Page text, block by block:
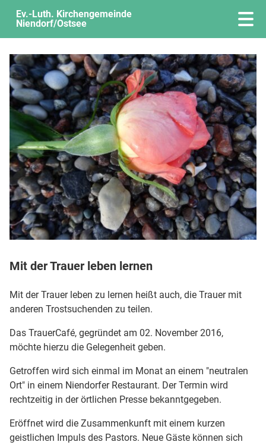
Ev.-Luth. Kirchengemeinde
Niendorf/Ostsee
Mit der Trauer leben lernen
Mit der Trauer leben zu lernen heißt auch, die Trauer mit
anderen Trostsuchenden zu teilen.
Das TrauerCafé, gegründet am 02. November 2016,
möchte hierzu die Gelegenheit geben.
Getroffen wird sich einmal im Monat an einem "neutralen
Ort" in einem Niendorfer Restaurant. Der Termin wird
rechtzeitig in der örtlichen Presse bekanntgegeben.
Eröffnet wird die Zusammenkunft mit einem kurzen
geistlichen Impuls des Pastors. Neue Gäste können sich